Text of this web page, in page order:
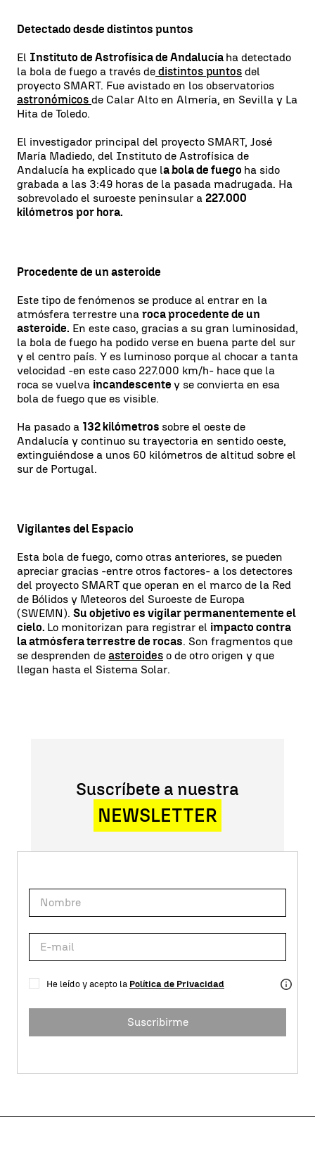
Detectado desde distintos puntos
El Instituto de Astrofísica de Andalucía ha detectado
la bola de fuego a través de distintos puntos del
proyecto SMART. Fue avistado en los observatorios
astronómicos de Calar Alto en Almería, en Sevilla y La
Hita de Toledo.
El investigador principal del proyecto SMART, José
María Madiedo, del Instituto de Astrofísica de
Andalucía ha explicado que la bola de fuego ha sido
grabada a las 3:49 horas de la pasada madrugada. Ha
sobrevolado el suroeste peninsular a 227.000
kilómetros por hora.
Procedente de un asteroide
Este tipo de fenómenos se produce al entrar en la
atmósfera terrestre una roca procedente de un
asteroide. En este caso, gracias a su gran luminosidad,
la bola de fuego ha podido verse en buena parte del sur
y el centro país. Y es luminoso porque al chocar a tanta
velocidad -en este caso 227.000 km/h- hace que la
roca se vuelva incandescente y se convierta en esa
bola de fuego que es visible.
Ha pasado a 132 kilómetros sobre el oeste de
Andalucía y continuo su trayectoria en sentido oeste,
extinguiéndose a unos 60 kilómetros de altitud sobre el
sur de Portugal.
Vigilantes del Espacio
Esta bola de fuego, como otras anteriores, se pueden
apreciar gracias -entre otros factores- a los detectores
del proyecto SMART que operan en el marco de la Red
de Bólidos y Meteoros del Suroeste de Europa
(SWEMN). Su objetivo es vigilar permanentemente el
cielo. Lo monitorizan para registrar el impacto contra
la atmósfera terrestre de rocas. Son fragmentos que
se desprenden de asteroides o de otro origen y que
llegan hasta el Sistema Solar.
Suscríbete a nuestra
NEWSLETTER
He leído y acepto la Política de Privacidad
Suscribirme